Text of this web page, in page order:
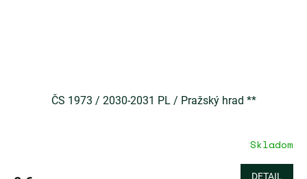
ČS 1973 / 2030-2031 PL / Pražský hrad **
Skladom
DETAIL